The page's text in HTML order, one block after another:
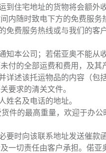
住宅地址的货物将会额
随时致电下方的免费服务
费服务热线或与我们的
本公司；若偌亚奥不能
的全部运费和费用，及其
详述该托运物品的内容（
要求的清关文件。
名及电话的地址。
件的最高重量，欢迎于办
时向该联系地址发送催
一切责任由客户承担。偌
关